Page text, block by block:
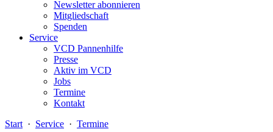
Newsletter abonnieren
Mitgliedschaft
Spenden
Service
VCD Pannenhilfe
Presse
Aktiv im VCD
Jobs
Termine
Kontakt
Start · Service · Termine